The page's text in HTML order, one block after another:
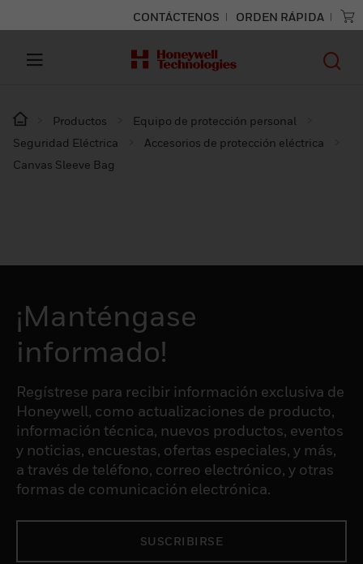
CONTÁCTENOS ORDEN RÁPIDA
Productos
Equipo de protección personal
Seguridad Eléctrica
Accesorios de protección eléctrica
Canvas Sleeve Bag
¡Manténgase
informado!
Regístrese para recibir información exclusiva de
Honeywell, como actualizaciones de producto,
información técnica, nuevos productos, eventos
y noticias, encuestas, ofertas especiales, y más,
a través de teléfono, correo electrónico, y otras
formas de comunicación electrónica.
SUSCRIBIRSE